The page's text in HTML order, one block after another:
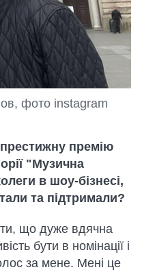
фото instagram
премію
"Музична
в шоу-бізнесі,
та підтримали?
що дуже вдячна
бути в номінації і
за мене. Мені це